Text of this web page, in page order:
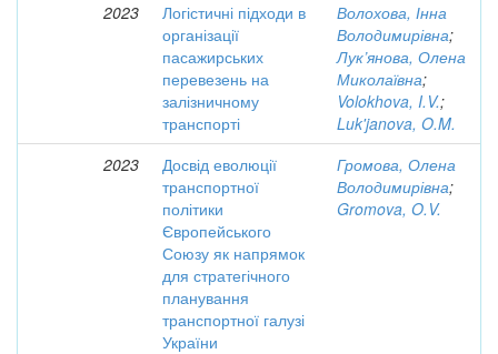
2023
Логістичні підходи в
організації
пасажирських
перевезень на
залізничному
транспорті
Волохова, Інна
Володимирівна;
Лук’янова, Олена
Миколаївна;
Volokhova, I.V.;
Luk'janova, O.M.
2023
Досвід еволюції
транспортної
політики
Європейського
Союзу як напрямок
для стратегічного
планування
транспортної галузі
України
Громова, Олена
Володимирівна;
Gromova, O.V.